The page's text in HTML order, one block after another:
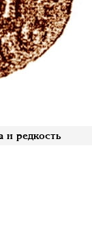
и редкость